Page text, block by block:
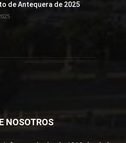
de Antequera de 2025
NOSOTROS